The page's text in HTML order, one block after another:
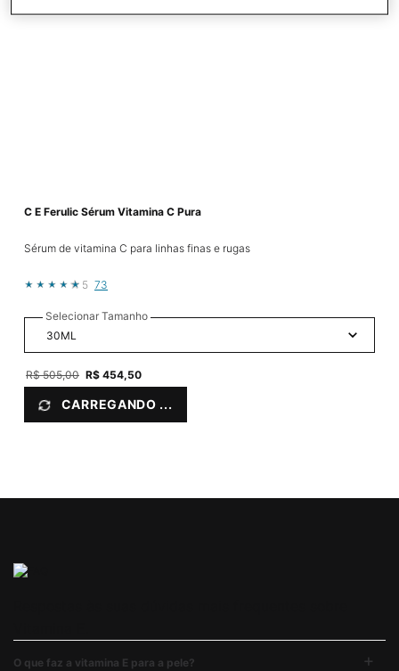
C E Ferulic Sérum Vitamina C Pura
Sérum de vitamina C para linhas finas e rugas
5 73
Selecionar Tamanho
Old price
R$ 505,00 New price
R$ 454,50
CARREGANDO ...
O que faz a vitamina E para a pele?